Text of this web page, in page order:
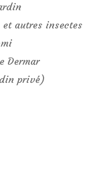
autres insectes
Dermar
privé)